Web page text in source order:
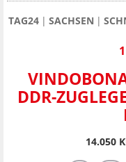
TAG24 SACHSEN
DDR-
14.050